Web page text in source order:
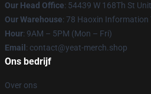
Our Head Office: 54439 W 168Th St
Our Warehouse: 78 Haoxin Information
Hour: 9AM – 5PM (Mon – Fri)
Email : contact@yeat-merch.shop
Ons bedrijf
Over ons